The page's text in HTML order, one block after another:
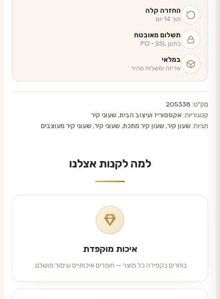
החזרה קלה
תוך 14 יום
תשלום מאובטח
בתקן PCI · SSL
במלאי
אריזה ומשלוח מהיר
מק"ט: 205338
קטגוריות: אקססוריז ועיצוב הבית, שעוני קיר
תגיות:שעון קיר, שעון קיר מתכת, שעוני קיר, שעוני קיר מעוצבים
למה לקנות אצלנו
איכות מוקפדת
בוחרים בקפידה כל מוצר — חומרים איכותיים וגימור מושלם.